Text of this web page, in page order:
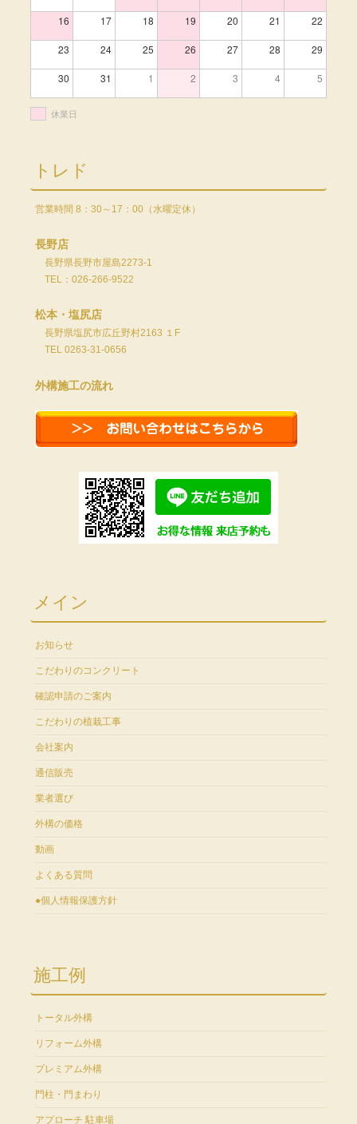
16 17 18 19 20 21 22
23 24 25 26 27 28 29
30 31 1 2 3 4 5
休業日
トレド
営業時間 8：30～17：00（水曜定休）
長野店
長野県長野市屋島2273-1
TEL：026-266-9522
松本・塩尻店
長野県塩尻市広丘野村2163 １F
TEL 0263-31-0656
外構施工の流れ
メイン
お知らせ
こだわりのコンクリート
確認申請のご案内
こだわりの植栽工事
会社案内
通信販売
業者選び
外構の価格
動画
よくある質問
●個人情報保護方針
施工例
トータル外構
リフォーム外構
プレミアム外構
門柱・門まわり
アプローチ 駐車場